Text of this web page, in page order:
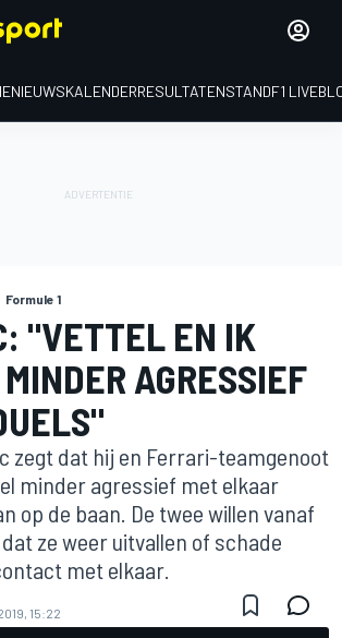
NIEUWSKALENDERRESULTATENSTANDF1
Formule 1
"VETTEL EN IK
AGRESSIEF
zegt dat hij en Ferrari-teamgenoot
minder agressief met elkaar
op de baan. De twee willen vanaf
ze weer uitvallen of schade
met elkaar.
15:22